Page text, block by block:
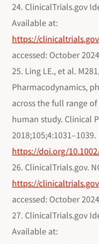
24. ClinicalTrials.gov
Available at:
https://
accessed: October
25. Ling LE., et al.
Pharmacodynamics,
across the full range
human study. Clinical
2018;105;4:1031–1039.
https://doi.org/
26. ClinicalTrials.gov.
https://
accessed: October 2024
27. ClinicalTrials.gov
Available at: